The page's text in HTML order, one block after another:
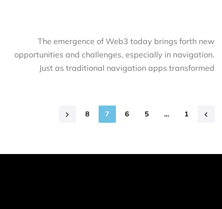
The emergence of Web3 today brings forth new
opportunities and challenges, especially in navigation.
Just as traditional navigation apps transformed
1
…
5
6
7
8